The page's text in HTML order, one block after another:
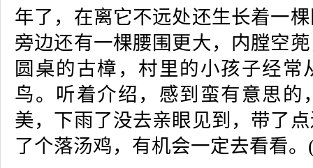
年了，在离它不远处还生长着一
旁边还有一棵腰围更大，内膛空
圆桌的古樟，村里的小孩子经常
鸟。听着介绍，感到蛮有意思的
美，下雨了没去亲眼见到，带了
了个落汤鸡，有机会一定去看看。